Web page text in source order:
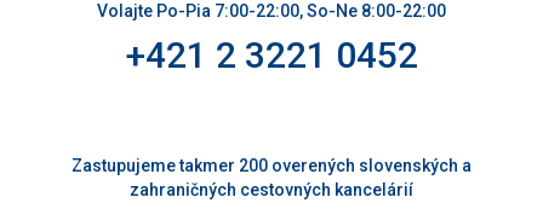
Volajte Po-Pia 7:00-22:00, So-Ne 8:00-22:00
+421 2 3221 0452
Zastupujeme takmer 200 overených slovenských a
zahraničných cestovných kancelárií